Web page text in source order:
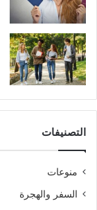
ي
ة
التصنيفات
منوعات
السفر والهجرة